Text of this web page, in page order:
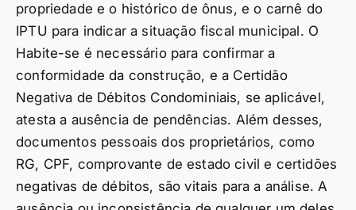
propriedade e o histórico de ônus, e o carnê do
IPTU para indicar a situação fiscal municipal. O
Habite-se é necessário para confirmar a
conformidade da construção, e a Certidão
Negativa de Débitos Condominiais, se aplicável,
atesta a ausência de pendências. Além desses,
documentos pessoais dos proprietários, como
RG, CPF, comprovante de estado civil e certidões
negativas de débitos, são vitais para a análise. A